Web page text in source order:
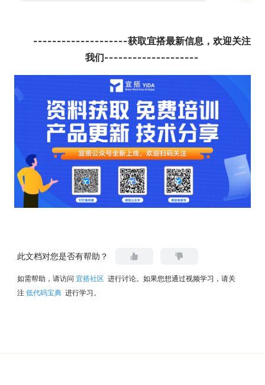
--------------------获取宜搭最新信息，欢迎关注
我们--------------------
此文档对您是否有帮助？
如需帮助，请访问 宜搭社区 进行讨论。如果您想通过视频学习，请关
注 低代码宝典 进行学习。